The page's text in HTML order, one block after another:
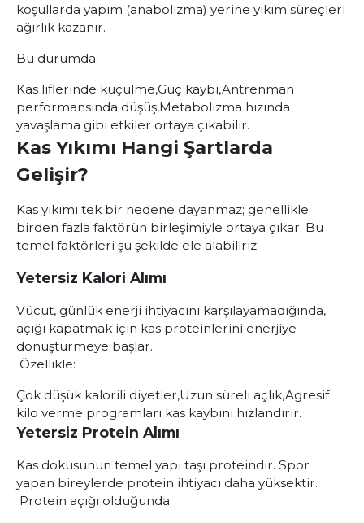
koşullarda yapım (anabolizma) yerine yıkım süreçleri
ağırlık kazanır.
Bu durumda:
Kas liflerinde küçülme,Güç kaybı,Antrenman
performansında düşüş,Metabolizma hızında
yavaşlama gibi etkiler ortaya çıkabilir.
Kas Yıkımı Hangi Şartlarda
Gelişir?
Kas yıkımı tek bir nedene dayanmaz; genellikle
birden fazla faktörün birleşimiyle ortaya çıkar. Bu
temel faktörleri şu şekilde ele alabiliriz:
Yetersiz Kalori Alımı
Vücut, günlük enerji ihtiyacını karşılayamadığında,
açığı kapatmak için kas proteinlerini enerjiye
dönüştürmeye başlar.
Özellikle:
Çok düşük kalorili diyetler,Uzun süreli açlık,Agresif
kilo verme programları kas kaybını hızlandırır.
Yetersiz Protein Alımı
Kas dokusunun temel yapı taşı proteindir. Spor
yapan bireylerde protein ihtiyacı daha yüksektir.
Protein açığı olduğunda: